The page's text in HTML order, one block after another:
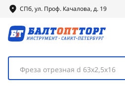
СПб, ул. Проф. Качалова, д. 19
Фреза отрезная d 63х2,5х16